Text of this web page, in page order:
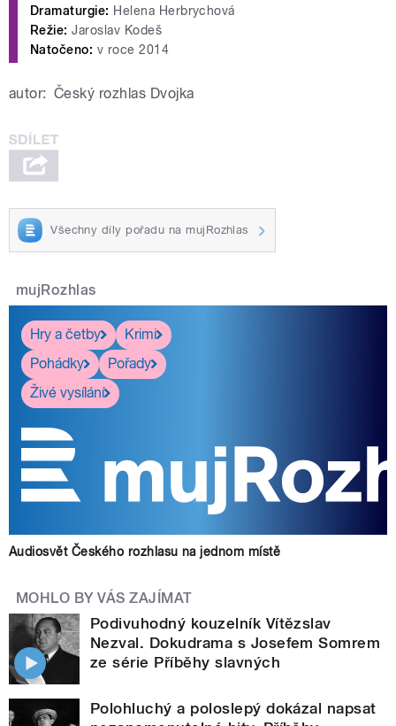
Dramaturgie: Helena Herbrychová
Režie: Jaroslav Kodeš
Natočeno: v roce 2014
autor: Český rozhlas Dvojka
Všechny díly pořadu na mujRozhlas
mujRozhlas
Hry a četby
Krimi
Pohádky
Pořady
Živé vysílání
Audiosvět Českého rozhlasu na jednom místě
MOHLO BY VÁS ZAJÍMAT
Podivuhodný kouzelník Vítězslav
Nezval. Dokudrama s Josefem Somrem
ze série Příběhy slavných
Polohluchý a poloslepý dokázal napsat